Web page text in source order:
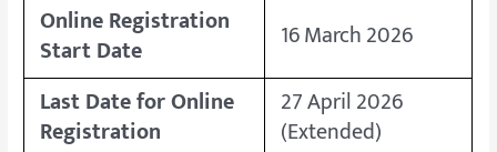
Online Registration
Start Date
16 March 2026
Last Date for Online
Registration
27 April 2026
(Extended)